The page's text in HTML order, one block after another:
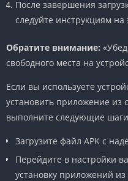
После завершения
следуйте инструкциям на
Обратите внимание:
свободного места на
Если вы используете
установить приложение из
выполните следующие
Загрузите файл APK с
Перейдите в настройки
установку приложений